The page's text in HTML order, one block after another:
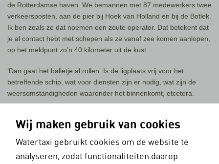
de Rotterdamse haven. We bemannen met 87 medewerkers twee
verkeersposten, aan de pier bij Hoek van Holland en bij de Botlek.
Ik ben zoals ze dat noemen een zoute operator. Dat betekent dat
je al contact hebt met schepen als ze vanaf zee komen aanlopen,
op het meldpunt zo’n 40 kilometer uit de kust.
‘Dan gaat het balletje al rollen. Is de ligplaats vrij voor het
betreffende schip, wat voor diensten zijn er nodig, wat zijn de
weersomstandigheden waaronder het binnenkomt, etcetera.
sleepboot erheen. Gemiddeld komen zo’n tien tot vijftien schepen
pleziervaart. Dat gaat 24 uur per dag door. We werken dus ook in
ploegen van vijf in continudiensten.’
Wij maken gebruik van cookies
Watertaxi gebruikt cookies om de website te
analyseren, zodat functionaliteiten daarop